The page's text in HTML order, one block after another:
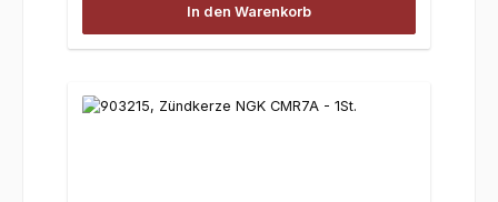
In den Warenkorb